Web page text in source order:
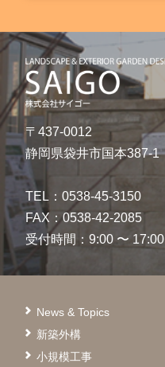
〒437-0012
静岡県袋井市国本387-1
TEL：0538-45-3150
FAX：0538-42-2085
受付時間：9:00 〜 17:00
News & Topics
新築外構
小規模工事